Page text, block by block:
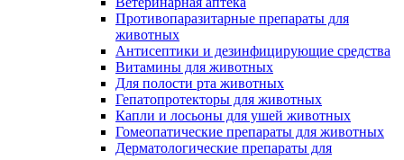
Противопаразитарные препараты для
животных
Антисептики и дезинфицирующие средства
Витамины для животных
Для полости рта животных
Гепатопротекторы для животных
Капли и лосьоны для ушей животных
Гомеопатические препараты для животных
Дерматологические препараты для